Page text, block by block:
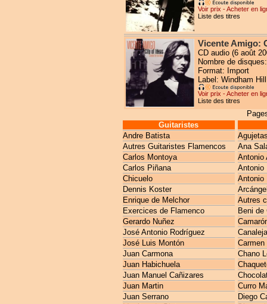
Voir prix - Acheter en
Liste des titres
Vicente Amigo:
CD audio (6 août
Nombre de
Format: Import
Label: Windham Hill
Voir prix - Acheter en
Liste des titres
Guitaristes
Andre Batista
Autres Guitaristes Flamencos
Carlos Montoya
Carlos Piñana
Chicuelo
Dennis Koster
Enrique de Melchor
Exercices de Flamenco
Gerardo Nuñez
José Antonio Rodríguez
José Luis Montón
Juan Carmona
Juan Habichuela
Juan Manuel Cañizares
Juan Martin
Juan Serrano
Ana
Antonio
Antonio
Antonio
Autres
Beni de
Carmen
Chano
Curro
Diego